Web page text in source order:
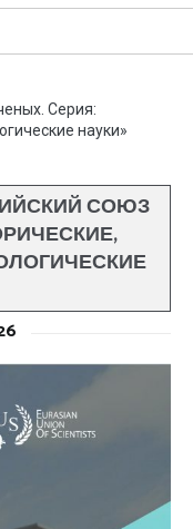
Серия:
науки»
СОЮЗ